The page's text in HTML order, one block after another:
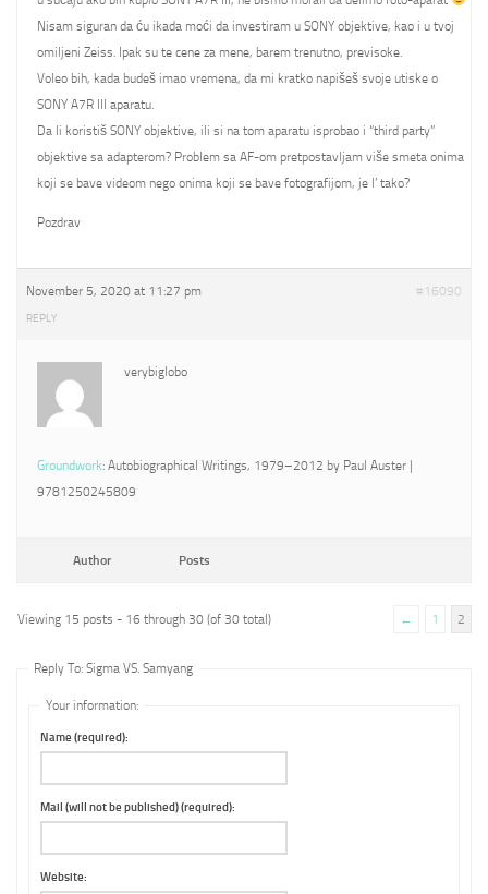
Nisam siguran da ću ikada moći da investiram u SONY objektive, kao i u tvoj
omiljeni Zeiss. Ipak su te cene za mene, barem trenutno, previsoke.
Voleo bih, kada budeš imao vremena, da mi kratko napišeš svoje utiske o
SONY A7R III aparatu.
Da li koristiš SONY objektive, ili si na tom aparatu isprobao i “third party”
objektive sa adapterom? Problem sa AF-om pretpostavljam više smeta onima
koji se bave videom nego onima koji se bave fotografijom, je l’ tako?
Pozdrav
November 5, 2020 at 11:27 pm #16090
REPLY
verybiglobo
Groundwork: Autobiographical Writings, 1979–2012 by Paul Auster |
9781250245809
Author Posts
Viewing 15 posts - 16 through 30 (of 30 total) ← 1 2
Reply To: Sigma VS. Samyang
Your information:
Name (required):
Mail (will not be published) (required):
Website: